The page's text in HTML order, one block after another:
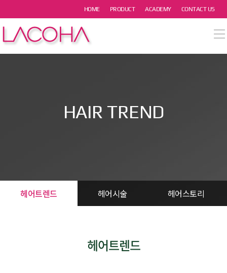
HOME PRODUCT ACADEMY CONTACT US
열기
HAIR TREND
헤어트렌드 헤어시술 헤어스토리
헤어트렌드